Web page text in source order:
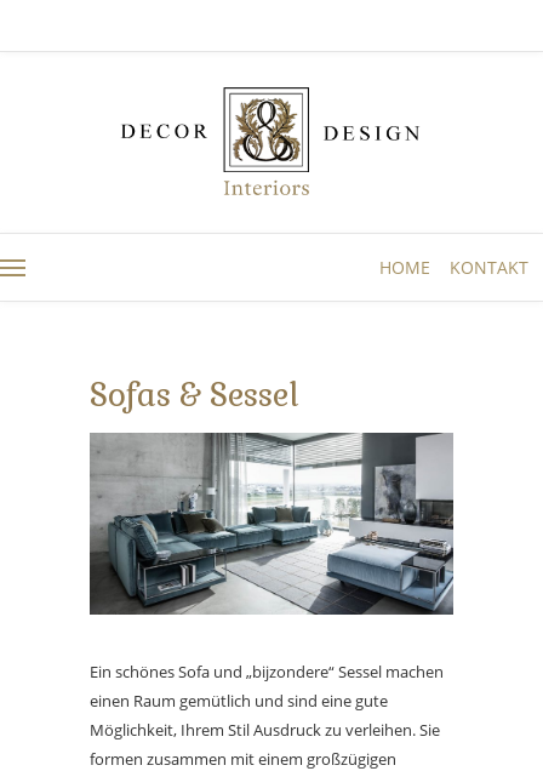
HOME KONTAKT
Sofas & Sessel
Ein schönes Sofa und „bijzondere“ Sessel machen
einen Raum gemütlich und sind eine gute
Möglichkeit, Ihrem Stil Ausdruck zu verleihen. Sie
formen zusammen mit einem großzügigen